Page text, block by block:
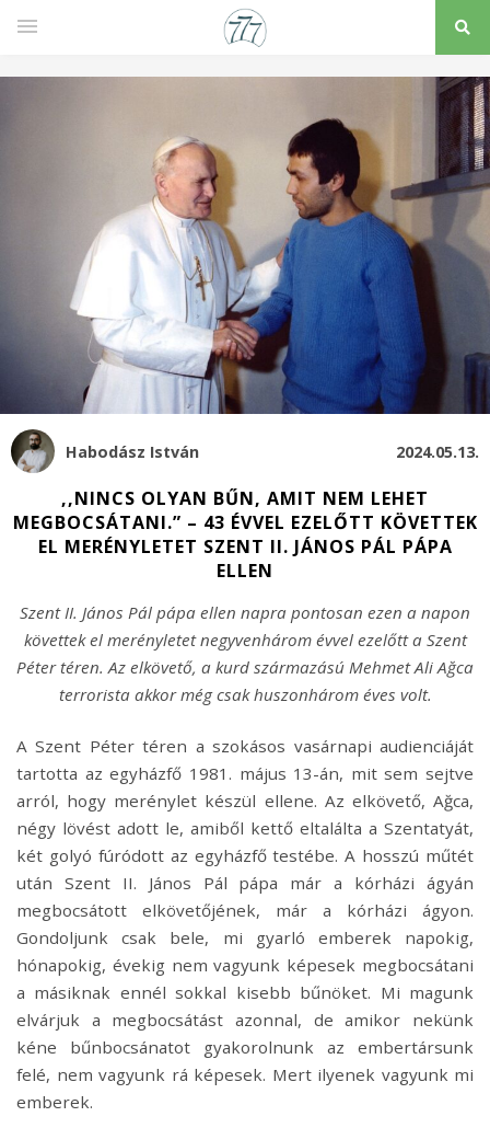
Habodász István 2024.05.13.
,,NINCS OLYAN BŰN, AMIT NEM LEHET
MEGBOCSÁTANI.” – 43 ÉVVEL EZELŐTT KÖVETTEK
EL MERÉNYLETET SZENT II. JÁNOS PÁL PÁPA
ELLEN
Szent II. János Pál pápa ellen napra pontosan ezen a napon
követtek el merényletet negyvenhárom évvel ezelőtt a Szent
Péter téren. Az elkövető, a kurd származású Mehmet Ali Ağca
terrorista akkor még csak huszonhárom éves volt.
A Szent Péter téren a szokásos vasárnapi audienciáját
tartotta az egyházfő 1981. május 13-án, mit sem sejtve
arról, hogy merénylet készül ellene. Az elkövető, Ağca,
négy lövést adott le, amiből kettő eltalálta a Szentatyát,
két golyó fúródott az egyházfő testébe. A hosszú műtét
után Szent II. János Pál pápa már a kórházi ágyán
megbocsátott elkövetőjének, már a kórházi ágyon.
Gondoljunk csak bele, mi gyarló emberek napokig,
hónapokig, évekig nem vagyunk képesek megbocsátani
a másiknak ennél sokkal kisebb bűnöket. Mi magunk
elvárjuk a megbocsátást azonnal, de amikor nekünk
kéne bűnbocsánatot gyakorolnunk az embertársunk
felé, nem vagyunk rá képesek. Mert ilyenek vagyunk mi
emberek.